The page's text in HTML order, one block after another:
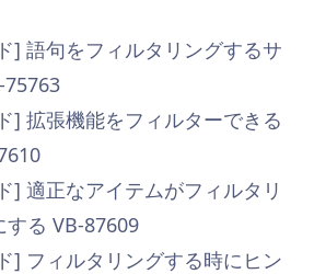
] 語句をフィルタリングするサ
75763
] 拡張機能をフィルターできる
] 適正なアイテムがフィルタリ
する VB-87609
] フィルタリングする時にヒン